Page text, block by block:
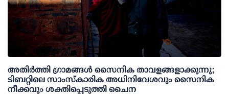
അതിര്‍ത്തി ഗ്രാമങ്ങള്‍ സൈനിക താവളങ്ങളാക്കുന്നു;
ടിബറ്റിലെ സാംസ്‌കാരിക അധിനിവേശവും സൈനിക
നീക്കവും ശക്തിപ്പെടുത്തി ചൈന